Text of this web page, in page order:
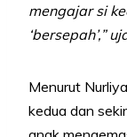
mengajar si
‘bersepah’,”
Menurut
kedua dan